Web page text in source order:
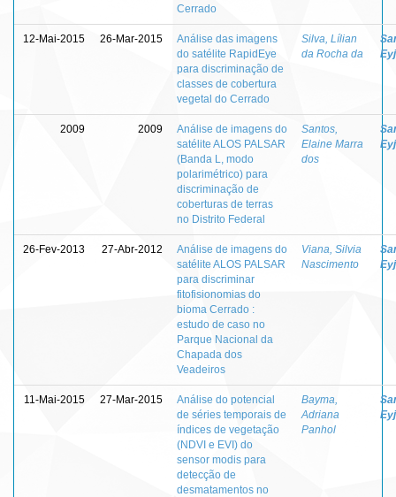
Cerrado
12-Mai-2015 26-Mar-2015
Análise das imagens
do satélite RapidEye
para discriminação de
classes de cobertura
vegetal do Cerrado
Silva, Lílian
da Rocha da
2009 2009
Análise de imagens do
satélite ALOS PALSAR
(Banda L, modo
polarimétrico) para
discriminação de
coberturas de terras
no Distrito Federal
Santos,
Elaine Marra
dos
26-Fev-2013 27-Abr-2012
Análise de imagens do
satélite ALOS PALSAR
para discriminar
fitofisionomias do
bioma Cerrado :
estudo de caso no
Parque Nacional da
Chapada dos
Veadeiros
Viana, Silvia
Nascimento
11-Mai-2015 27-Mar-2015
Análise do potencial
de séries temporais de
índices de vegetação
(NDVI e EVI) do
sensor modis para
detecção de
desmatamentos no
Bayma,
Adriana
Panhol